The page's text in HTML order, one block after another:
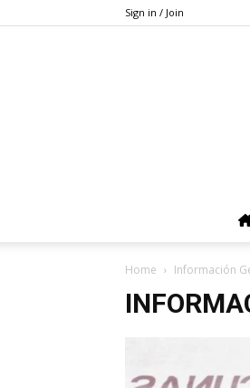
Sign in / Join
Home Información